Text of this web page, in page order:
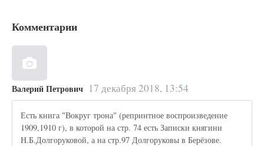
Комментарии
Валерий Петрович 17 декабря 2018, 13:54
Есть книга "Вокруг трона" (репринтное воспроизведение
1909,1910 г), в которой на стр. 74 есть Записки княгини
Н.Б.Долгоруковой, а на стр.97 Долгоруковы в Берёзове.